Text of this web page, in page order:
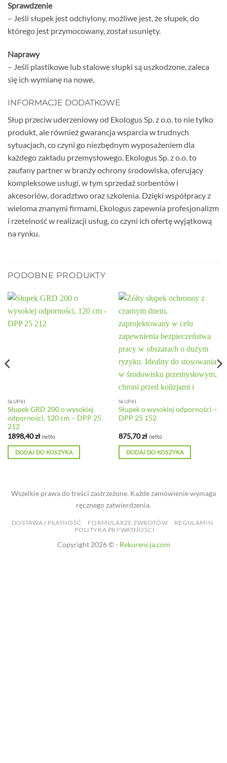
Sprawdzenie
– Jeśli słupek jest odchylony, możliwe jest, że słupek, do
którego jest przymocowany, został usunięty.
Naprawy
– Jeśli plastikowe lub stalowe słupki są uszkodzone, zaleca
się ich wymianę na nowe.
INFORMACJE DODATKOWE
Słup przeciw uderzeniowy od Ekologus Sp. z o.o. to nie tylko
produkt, ale również gwarancja wsparcia w trudnych
sytuacjach, co czyni go niezbędnym wyposażeniem dla
każdego zakładu przemysłowego. Ekologus Sp. z o.o. to
zaufany partner w branży ochrony środowiska, oferujący
kompleksowe usługi, w tym sprzedaż sorbentów i
akcesoriów, doradztwo oraz szkolenia. Dzięki współpracy z
wieloma znanymi firmami, Ekologus zapewnia profesjonalizm
i rzetelność w realizacji usług, co czyni ich ofertę wyjątkową
na rynku.
PODOBNE PRODUKTY
SŁUPKI
Słupek GRD 200 o wysokiej
odporności, 120 cm – DPP 25
212
1898,40zł netto
DODAJ DO KOSZYKA
SŁUPKI
Słupek o wysokiej odporności –
DPP 25 152
875,70zł netto
DODAJ DO KOSZYKA
Wszelkie prawa do treści zastrzeżone. Każde zamówienie wymaga
ręcznego zatwierdzenia.
DOSTAWA I PŁATNOŚĆ FORMULARZE ZWROTÓW
REGULAMIN
POLITYKA PRYWATNOŚCI
Copyright 2026 © - Rekurencja.com